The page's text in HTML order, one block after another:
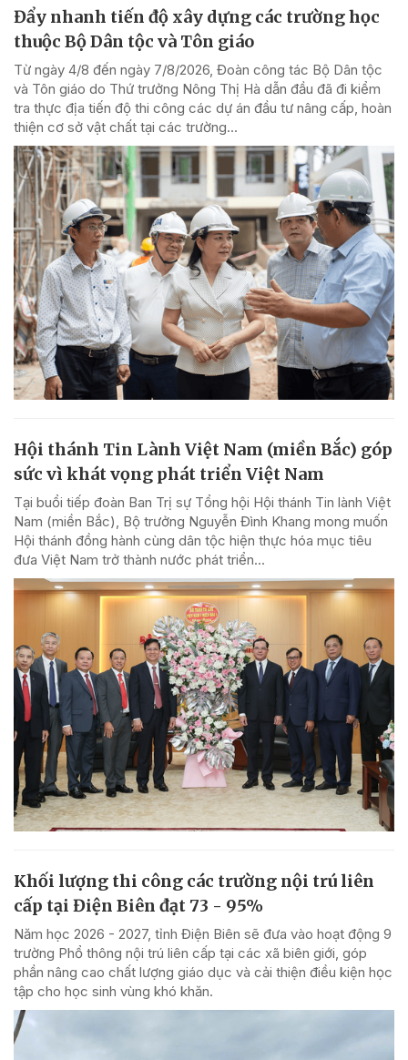
Đẩy nhanh tiến độ xây dựng các trường học
thuộc Bộ Dân tộc và Tôn giáo
Từ ngày 4/8 đến ngày 7/8/2026, Đoàn công tác Bộ Dân tộc
và Tôn giáo do Thứ trưởng Nông Thị Hà dẫn đầu đã đi kiểm
tra thực địa tiến độ thi công các dự án đầu tư nâng cấp, hoàn
thiện cơ sở vật chất tại các trường...
Hội thánh Tin Lành Việt Nam (miền Bắc) góp
sức vì khát vọng phát triển Việt Nam
Tại buổi tiếp đoàn Ban Trị sự Tổng hội Hội thánh Tin lành Việt
Nam (miền Bắc), Bộ trưởng Nguyễn Đình Khang mong muốn
Hội thánh đồng hành cùng dân tộc hiện thực hóa mục tiêu
đưa Việt Nam trở thành nước phát triển...
Khối lượng thi công các trường nội trú liên
cấp tại Điện Biên đạt 73 - 95%
Năm học 2026 - 2027, tỉnh Điện Biên sẽ đưa vào hoạt động 9
trường Phổ thông nội trú liên cấp tại các xã biên giới, góp
phần nâng cao chất lượng giáo dục và cải thiện điều kiện học
tập cho học sinh vùng khó khăn.